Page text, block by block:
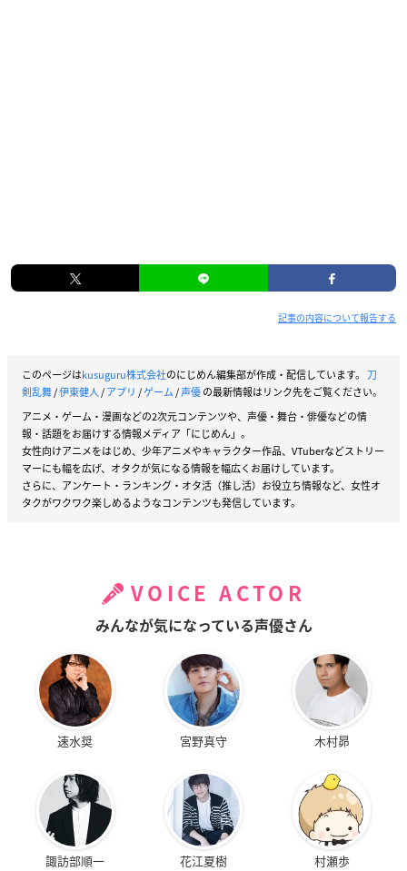
記事の内容について報告する
このページはkusuguru株式会社のにじめん編集部が作成・配信しています。 刀
剣乱舞/伊東健人/アプリ /ゲーム/声優の最新情報はリンク先をご覧ください。
アニメ・ゲーム・漫画などの2次元コンテンツや、声優・舞台・俳優などの情
報・話題をお届けする情報メディア「にじめん」。
女性向けアニメをはじめ、少年アニメやキャラクター作品、VTuberなどストリー
マーにも幅を広げ、オタクが気になる情報を幅広くお届けしています。
さらに、アンケート・ランキング・オタ活（推し活）お役立ち情報など、女性オ
タクがワクワク楽しめるようなコンテンツも発信しています。
VOICE ACTOR
みんなが気になっている声優さん
速水奨 宮野真守 木村昴
諏訪部順一 花江夏樹 村瀬歩